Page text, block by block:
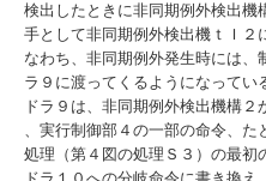
検出したときに非同期例外検出機
手として非同期例外検出機ｔＩ２
なわち、非同期例外発生時には、
ラ９に渡ってくるようになってい
ドラ９は、非同期例外検出機構２
、実行制御部４の一部の命令、た
処理（第４図の処理Ｓ３）の最初